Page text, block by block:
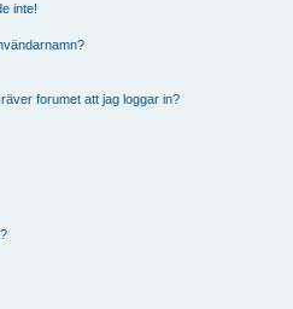
inte!
forumet att jag loggar in?